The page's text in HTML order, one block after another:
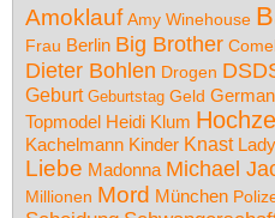
Amoklauf Amy Winehouse
Frau Berlin Big Brother
Dieter Bohlen Drogen
Geburt Geburtstag Geld
Topmodel Heidi Klum
Kachelmann Kinder Knast
Liebe Madonna Michael
Millionen Mord München